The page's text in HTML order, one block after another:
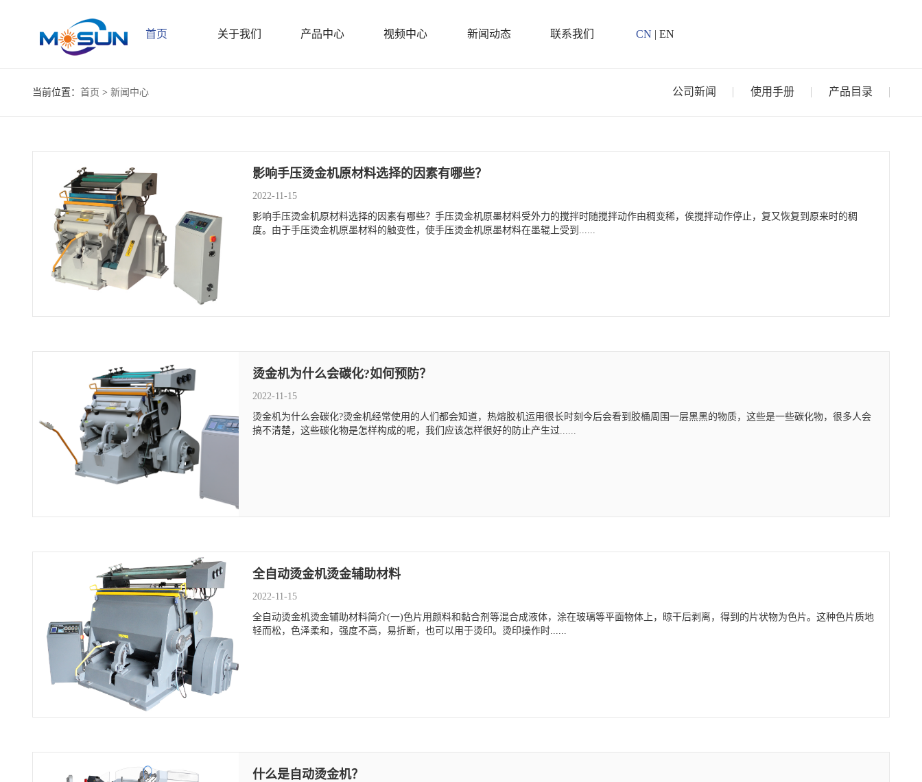
首页 关于我们 产品中心 视频中心 新闻动态 联系我们 CN |EN
当前位置： 首页 > 新闻中心 公司新闻 使用手册 产品目录
影响手压烫金机原材料选择的因素有哪些？
2022-11-15
影响手压烫金机原材料选择的因素有哪些？手压烫金机原墨材料受外力的搅拌时随搅拌动作由稠变稀，俟搅拌动作停止，复又恢复到原来时的稠
度。由于手压烫金机原墨材料的触变性，使手压烫金机原墨材料在墨辊上受到......
烫金机为什么会碳化?如何预防？
2022-11-15
烫金机为什么会碳化?烫金机经常使用的人们都会知道，热熔胶机运用很长时刻今后会看到胶桶周围一层黑黑的物质，这些是一些碳化物，很多人会
搞不清楚，这些碳化物是怎样构成的呢，我们应该怎样很好的防止产生过......
全自动烫金机烫金辅助材料
2022-11-15
全自动烫金机烫金辅助材料简介(一)色片用颜料和黏合剂等混合成液体，涂在玻璃等平面物体上，晾干后剥离，得到的片状物为色片。这种色片质地
轻而松，色泽柔和，强度不高，易折断，也可以用于烫印。烫印操作时......
什么是自动烫金机？